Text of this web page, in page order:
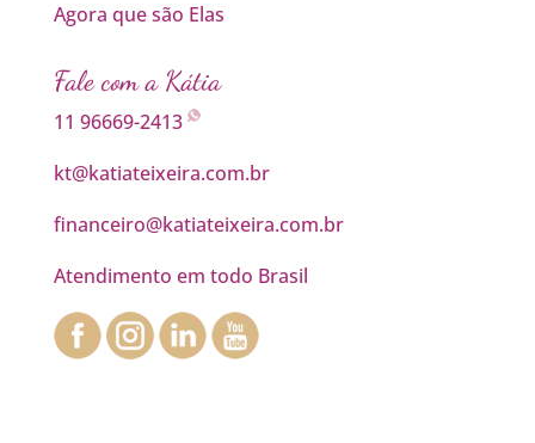
Agora que são Elas
Fale com a Kátia
11 96669-2413
kt@katiateixeira.com.br
financeiro@katiateixeira.com.br
Atendimento em todo Brasil